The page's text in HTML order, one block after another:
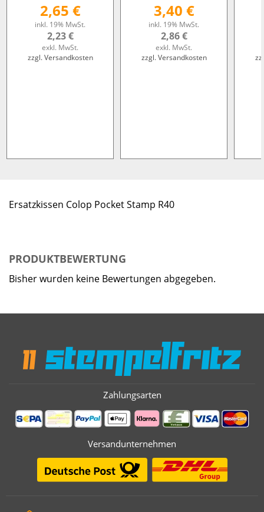
2,65 €
inkl. 19% MwSt.
2,23 €
exkl. MwSt.
zzgl. Versandkosten
3,40 €
inkl. 19% MwSt.
2,86 €
exkl. MwSt.
zzgl. Versandkosten
Ersatzkissen Colop Pocket Stamp R40
PRODUKTBEWERTUNG
Bisher wurden keine Bewertungen abgegeben.
Zahlungsarten
Versandunternehmen